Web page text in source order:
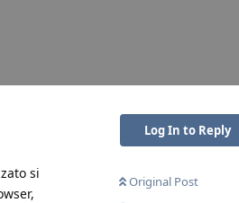
Log In to Reply
Original Post
si